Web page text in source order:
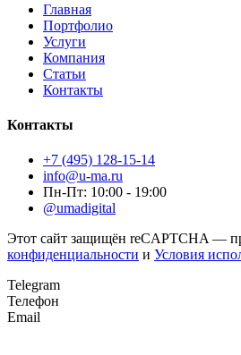
Главная
Портфолио
Услуги
Компания
Статьи
Контакты
Контакты
+7 (495) 128-15-14
info@u-ma.ru
Пн-Пт: 10:00 - 19:00
@umadigital
Этот сайт защищён reCAPTCHA —
конфиденциальности и Условия
Telegram
Телефон
Email